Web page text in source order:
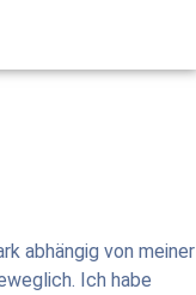
abhängig von meiner
Ich habe